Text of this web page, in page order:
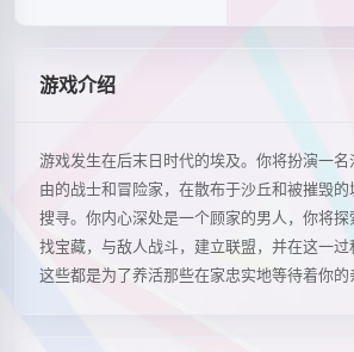
游戏介绍
游戏发生在后末日时代的埃及。你将扮演一名
由的战士和冒险家，在散布于沙丘和被摧毁
搜寻。你内心深处是一个顾家的男人，你将
找宝藏，与敌人战斗，建立联盟，并在这一
这些都是为了养活那些在家忠实地等待着你的